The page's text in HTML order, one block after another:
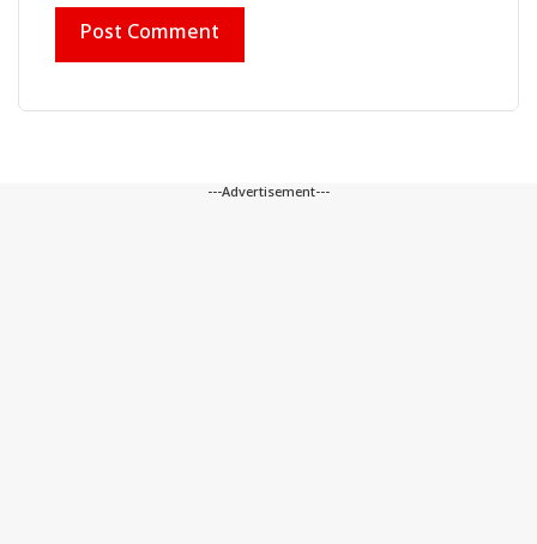
---Advertisement---